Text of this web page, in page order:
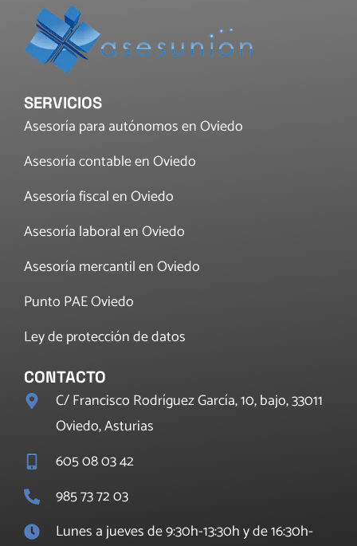
SERVICIOS
Asesoría para autónomos en Oviedo
Asesoría contable en Oviedo
Asesoría fiscal en Oviedo
Asesoría laboral en Oviedo
Asesoría mercantil en Oviedo
Punto PAE Oviedo
Ley de protección de datos
CONTACTO
C/ Francisco Rodríguez García, 10, bajo, 33011
Oviedo, Asturias
605 08 03 42
985 73 72 03
Lunes a jueves de 9:30h-13:30h y de 16:30h-